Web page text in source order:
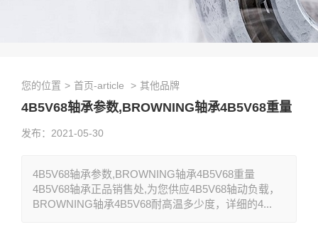
您的位置 > 首页-article > 其他品牌
4B5V68轴承参数,BROWNING轴承4B5V68重量
发布：2021-05-30
4B5V68轴承参数,BROWNING轴承4B5V68重量
4B5V68轴承正品销售处,为您供应4B5V68轴动负载，
BROWNING轴承4B5V68耐高温多少度，详细的4...